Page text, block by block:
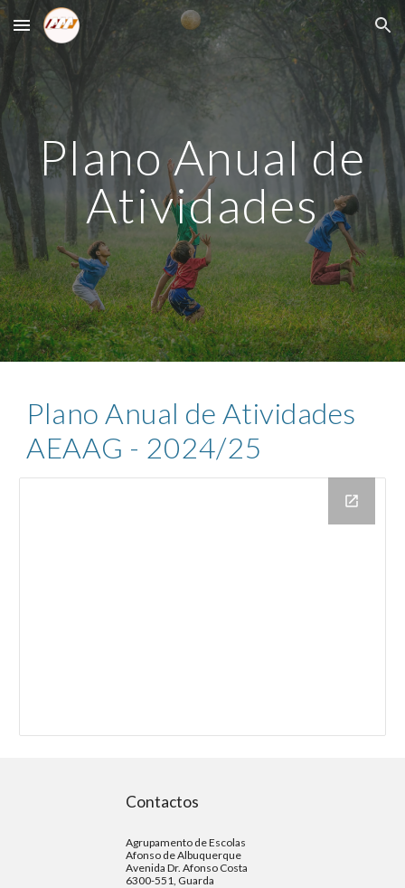
Skip to main content Skip to navigation
Plano Anual de
Atividades
Plano Anual de Atividades
AEAAG - 2024/25
Contactos
Agrupamento de Escolas
Afonso de Albuquerque
Avenida Dr. Afonso Costa
6300-551, Guarda